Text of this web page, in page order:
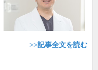
>>記事全文を読む